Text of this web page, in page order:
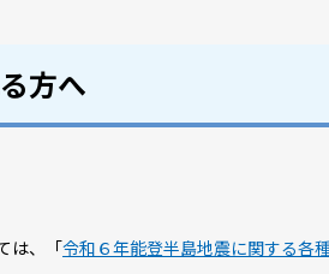
方へ
は、「令和６年能登半島地震に関する各